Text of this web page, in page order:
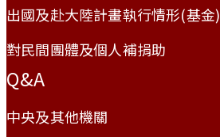
出國及赴大陸計畫執行情形(基金)
對民間團體及個人補捐助
Q&A
中央及其他機關